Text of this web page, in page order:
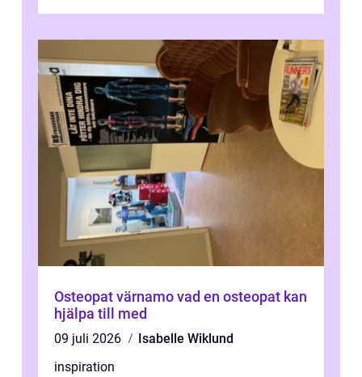
Osteopat värnamo vad en osteopat kan
hjälpa till med
09 juli 2026
Isabelle Wiklund
inspiration